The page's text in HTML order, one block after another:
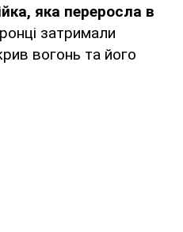
яка переросла в
затримали
вогонь та його